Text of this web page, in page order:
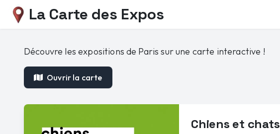
La Carte des Expos
Découvre les expositions de Paris sur une carte interactive !
Ouvrir la carte
Chiens et chats